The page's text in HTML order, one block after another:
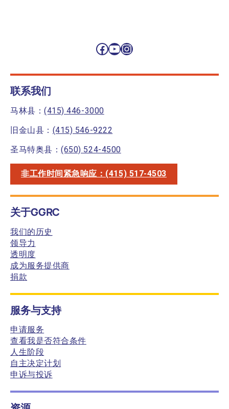
Facebook
YouTube
Instagram
联系我们
马林县：(415) 446-3000
旧金山县： (415) 546-9222
圣马特奥县：(650) 524-4500
非工作时间紧急响应：(415) 517-4503
关于GGRC
我们的历史
领导力
透明度
成为服务提供商
捐款
服务与支持
申请服务
查看我是否符合条件
人生阶段
自主决定计划
申诉与投诉